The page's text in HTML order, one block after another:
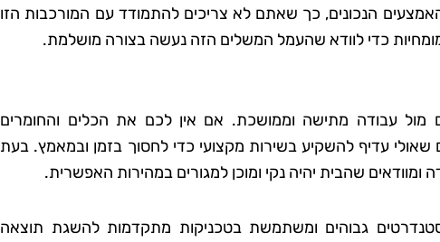
הנכונים, כך שאתם לא צריכים להתמודד עם המורכבות הזו
כדי לוודא שהעמל המשלים הזה נעשה בצורה מושלמת.
מול עבודה מתישה וממושכת. אם אין לכם את הכלים והחומרים
עדיף להשקיע בשירות מקצועי כדי לחסוך בזמן ובמאמץ. בעת
ומוודאים שהבית יהיה נקי ומוכן למגורים במהירות האפשרית.
גבוהים ומשתמשת בטכניקות מתקדמות להשגת תוצאה